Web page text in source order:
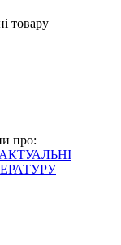
товару
про:
АКТУАЛЬНІ